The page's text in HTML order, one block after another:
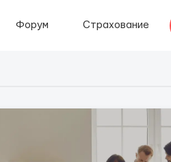
Форум Страхование